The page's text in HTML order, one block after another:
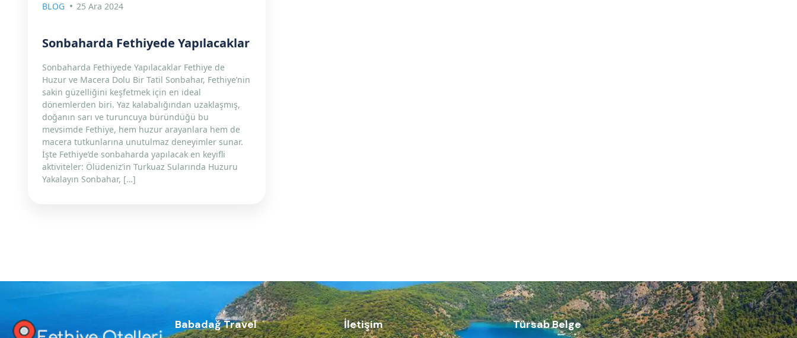
BLOG 25 Ara 2024
Sonbaharda Fethiyede Yapılacaklar
Sonbaharda Fethiyede Yapılacaklar Fethiye de
Huzur ve Macera Dolu Bir Tatil Sonbahar, Fethiye’nin
sakin güzelliğini keşfetmek için en ideal
dönemlerden biri. Yaz kalabalığından uzaklaşmış,
doğanın sarı ve turuncuya büründüğü bu
mevsimde Fethiye, hem huzur arayanlara hem de
macera tutkunlarına unutulmaz deneyimler sunar.
İşte Fethiye’de sonbaharda yapılacak en keyifli
aktiviteler: Ölüdeniz’in Turkuaz Sularında Huzuru
Yakalayın Sonbahar, […]
Babadağ Travel İletişim Türsab Belge